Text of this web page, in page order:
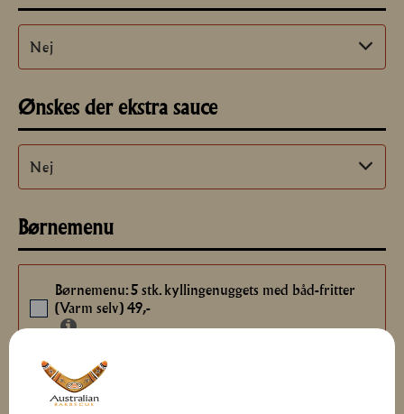
Ønskes der ekstra sauce
Børnemenu
Børnemenu: 5 stk. kyllingenuggets med båd-fritter
(Varm selv) 49,-
Total